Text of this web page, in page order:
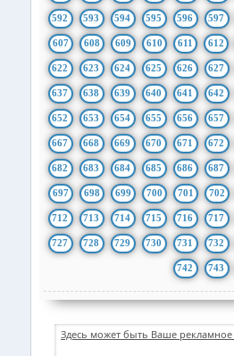
592 593 594 595 596 597
607 608 609 610 611 612
622 623 624 625 626 627
637 638 639 640 641 642
652 653 654 655 656 657
667 668 669 670 671 672
682 683 684 685 686 687
697 698 699 700 701 702
712 713 714 715 716 717
727 728 729 730 731 732
742 743
Здесь может быть Ваше